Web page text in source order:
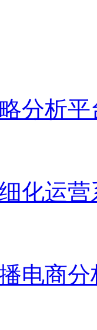
分析平
化运营
电商分